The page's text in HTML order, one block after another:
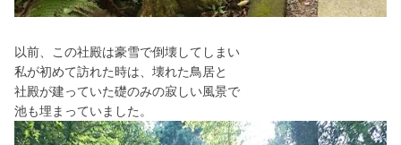
以前、この社殿は豪雪で倒壊してしまい
私が初めて訪れた時は、壊れた鳥居と
社殿が建っていた礎のみの寂しい風景で
池も埋まっていました。